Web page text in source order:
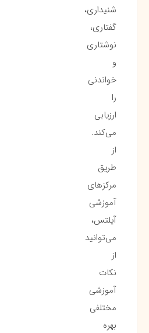
شنیداری،
گفتاری،
نوشتاری
و
خواندنی
را
ارزیابی
می‌کند.
از
طریق
مرکزهای
آموزشی
آیلتس،
می‌توانید
از
نکات
آموزشی
مختلفی
بهره